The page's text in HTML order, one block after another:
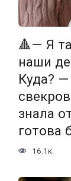
🔺— Я
наши
Куда?
знала
готова
16.1к.